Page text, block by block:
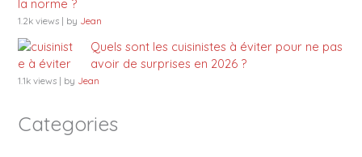
la norme ?
1.2k views | by Jean
Quels sont les cuisinistes à éviter pour ne pas
avoir de surprises en 2026 ?
1.1k views | by Jean
Categories